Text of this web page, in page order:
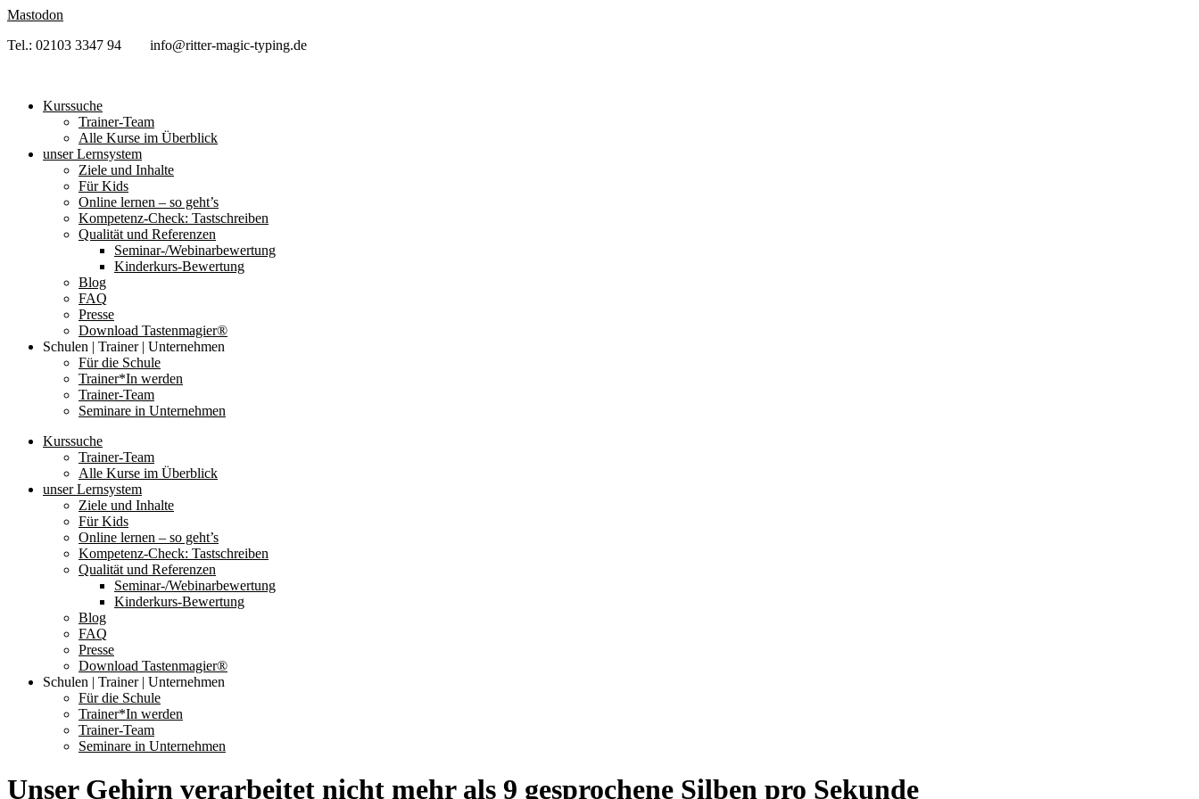
Mastodon
springen
Tel.: 02103 3347 94 info@ritter-magic-typing.de
Kurssuche
Trainer-Team
Alle Kurse im Überblick
unser Lernsystem
Ziele und Inhalte
Für Kids
Online lernen – so geht’s
Kompetenz-Check: Tastschreiben
Qualität und Referenzen
Seminar-/Webinarbewertung
Kinderkurs-Bewertung
Blog
FAQ
Presse
Download Tastenmagier®
Schulen | Trainer | Unternehmen
Für die Schule
Trainer*In werden
Trainer-Team
Seminare in Unternehmen
Kurssuche
Trainer-Team
Alle Kurse im Überblick
unser Lernsystem
Ziele und Inhalte
Für Kids
Online lernen – so geht’s
Kompetenz-Check: Tastschreiben
Qualität und Referenzen
Seminar-/Webinarbewertung
Kinderkurs-Bewertung
Blog
FAQ
Presse
Download Tastenmagier®
Schulen | Trainer | Unternehmen
Für die Schule
Trainer*In werden
Trainer-Team
Seminare in Unternehmen
Unser Gehirn verarbeitet nicht mehr als 9 gesprochene Silben pro Sekunde